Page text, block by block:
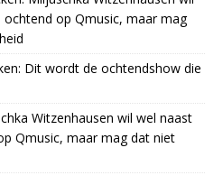
op Qmusic, maar mag
Dit wordt de ochtendshow die
Witzenhausen wil wel naast
Qmusic, maar mag dat niet